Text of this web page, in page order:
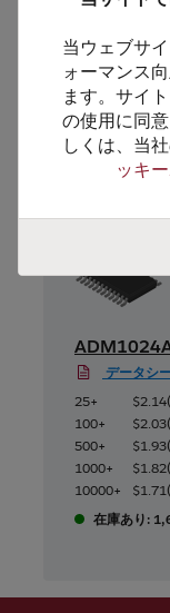
代
データシ
25+
$2.14(
100+
$2.03(
500+
$1.93(
1000+
$1.82(
10000+
$1.71(
在庫あり:
当ウェブサ
ォーマンス
ます。サイ
の使用に同
しくは、当
ッキ